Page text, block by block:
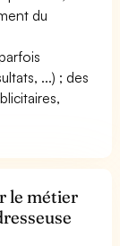
du
...) ; des
le métier